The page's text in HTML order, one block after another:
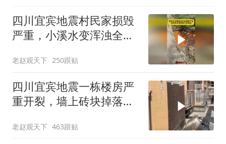
四川宜宾地震村民家损毁
严重，小溪水变浑浊全是
老赵观天下 250跟贴
四川宜宾地震一栋楼房严
重开裂，墙上砖块掉落一
老赵观天下 463跟贴